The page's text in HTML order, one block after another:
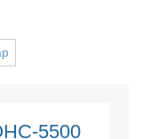
5500